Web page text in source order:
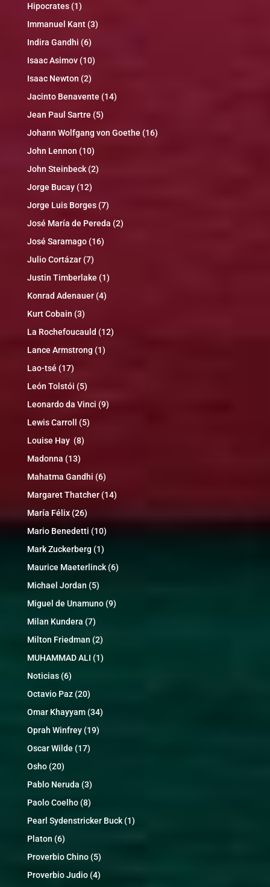
Hipocrates(1)
Immanuel Kant(3)
Indira Gandhi (6)
Isaac Asimov(10)
Isaac Newton (2)
Jacinto Benavente (14)
Jean Paul Sartre (5)
Johann Wolfgang von Goethe (16)
John Lennon (10)
John Steinbeck(2)
Jorge Bucay(12)
Jorge Luis Borges(7)
José María de Pereda (2)
José Saramago(16)
Julio Cortázar(7)
Justin Timberlake (1)
Konrad Adenauer(4)
Kurt Cobain (3)
La Rochefoucauld (12)
Lance Armstrong (1)
Lao-tsé (17)
León Tolstói (5)
Leonardo da Vinci (9)
Lewis Carroll
(5)
Louise Hay (8)
Madonna (13)
Mahatma Gandhi (6)
Margaret Thatcher(14)
María Félix(26)
Mario Benedetti (10)
Mark Zuckerberg (1)
Maurice Maeterlinck(6)
Michael Jordan (5)
Miguel de Unamuno(9)
Milan Kundera (7)
Milton Friedman (2)
MUHAMMAD ALI (1)
Noticias(6)
Octavio Paz(20)
Omar Khayyam(34)
Oprah Winfrey(19)
Oscar Wilde (17)
Osho(20)
Pablo Neruda (3)
Paolo Coelho(8)
Pearl Sydenstricker Buck(1)
Platon (6)
Proverbio Chino(5)
Proverbio Judio(4)